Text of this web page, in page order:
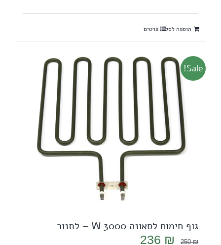
היה:
420 ₪.
הוא:
הוספה לסל פרטים
Sale!
גוף חימום לסאונה 3000 W – לתנור
250₪
המחיר
236 ₪